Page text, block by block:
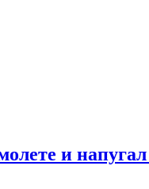
и напугал